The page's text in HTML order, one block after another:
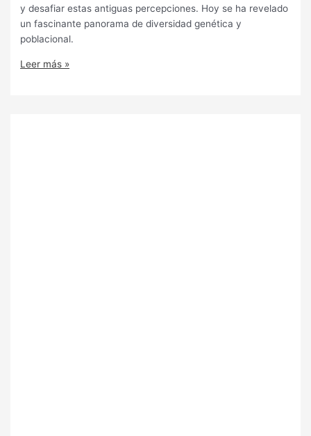
y desafiar estas antiguas percepciones. Hoy se ha revelado
un fascinante panorama de diversidad genética y
poblacional.
Leer más »